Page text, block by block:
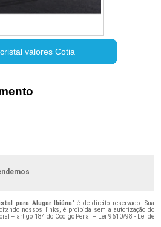
valores Cotia
para Alugar Ibiúna" é de direito reservado. Sua
nossos links, é proibida sem a autorização do
– artigo 184 do Código Penal –
Lei 9610/98 - Lei de